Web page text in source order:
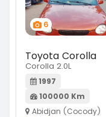
6
Toyota Corolla
Corolla 2.0L
1997
100000 Km
Abidjan (Cocody)